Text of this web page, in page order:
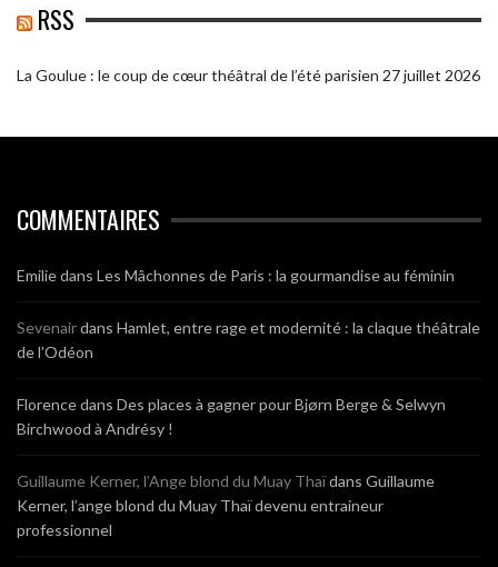
RSS
La Goulue : le coup de cœur théâtral de l’été parisien 27 juillet 2026
COMMENTAIRES
Emiliedans Les Mâchonnes de Paris : la gourmandise au féminin
Sevenairdans Hamlet, entre rage et modernité : la claque théâtrale
de l’Odéon
Florencedans Des places à gagner pour Bjørn Berge & Selwyn
Birchwood à Andrésy !
Guillaume Kerner, l’Ange blond du Muay Thaïdans Guillaume
Kerner, l’ange blond du Muay Thaï devenu entraineur
professionnel